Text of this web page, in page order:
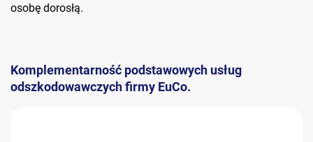
osobę dorosłą.
Komplementarność podstawowych usług
odszkodowawczych firmy EuCo.